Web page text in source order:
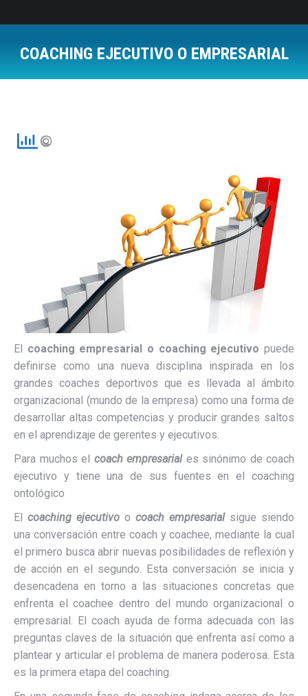
COACHING EJECUTIVO O EMPRESARIAL
El coaching empresarial o coaching ejecutivo puede
definirse como una nueva disciplina inspirada en los
grandes coaches deportivos que es llevada al ámbito
organizacional (mundo de la empresa) como una forma de
desarrollar altas competencias y producir grandes saltos
en el aprendizaje de gerentes y ejecutivos.
Para muchos el coach empresariales sinónimo de coach
ejecutivo y tiene una de sus fuentes en el coaching
ontológico
El coaching ejecutivo o coach empresarial sigue siendo
una conversación entre coach y coachee, mediante la cual
el primero busca abrir nuevas posibilidades de reflexión y
de acción en el segundo. Esta conversación se inicia y
desencadena en torno a las situaciones concretas que
enfrenta el coachee dentro del mundo organizacional o
empresarial. El coach ayuda de forma adecuada con las
preguntas claves de la situación que enfrenta así como a
plantear y articular el problema de manera poderosa. Esta
es la primera etapa del coaching.